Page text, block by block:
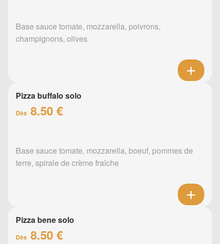
Base sauce tomate, mozzarella, poivrons,
champignons, olives
Pizza buffalo solo
Dès 8.50 €
Base sauce tomate, mozzarella, boeuf, pommes de
terre, spirale de crème fraîche
Pizza bene solo
Dès 8.50 €